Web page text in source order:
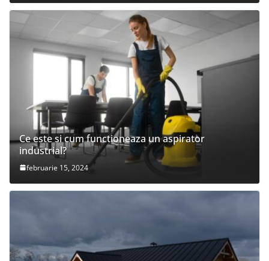
Ce este si cum functioneaza un aspirator
industrial?
februarie 15, 2024